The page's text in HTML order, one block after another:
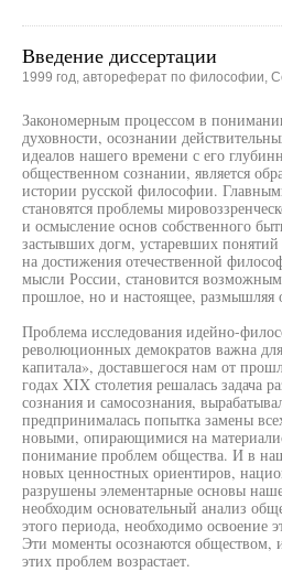
Введение диссертации
1999 год, автореферат по философии,
Закономерным процессом в
духовности, осознании
идеалов нашего времени с его
общественном сознании, является
истории русской философии.
становятся проблемы
и осмысление основ собственного
застывших догм, устаревших
на достижения отечественной
мысли России, становится
прошлое, но и настоящее, размышляя
Проблема исследования идейно-
революционных демократов важна
капитала», доставшегося нам от
годах XIX столетия решалась задача
сознания и самосознания,
предпринималась попытка замены
новыми, опирающимися на
понимание проблем общества. И в
новых ценностных ориентиров,
разрушены элементарные основы
необходим основательный анализ
этого периода, необходимо освоение
Эти моменты осознаются обществом,
этих проблем возрастает.